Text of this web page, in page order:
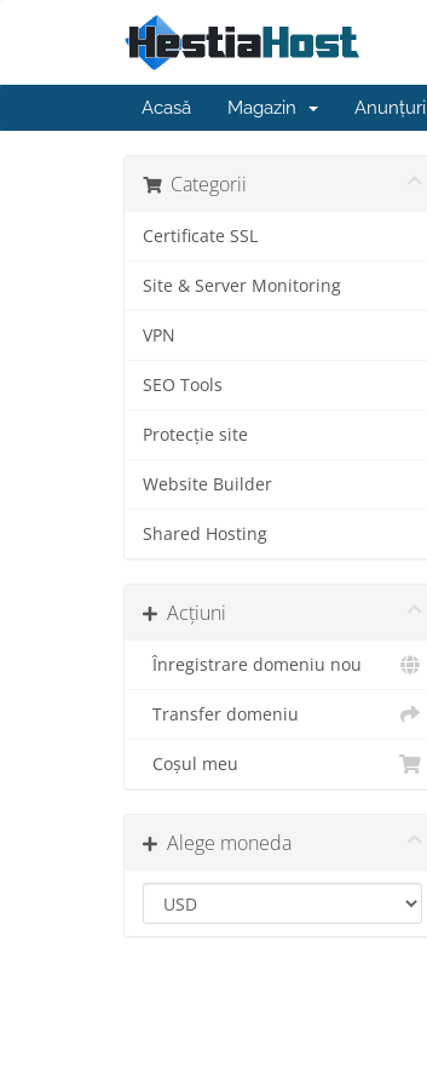
Acasă Magazin Anunțuri
Categorii
Certificate SSL
Site & Server Monitoring
VPN
SEO Tools
Protecție site
Website Builder
Shared Hosting
Acțiuni
Înregistrare domeniu nou
Transfer domeniu
Coșul meu
Alege moneda